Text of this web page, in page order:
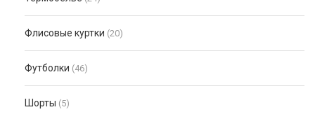
Флисовые куртки (20)
Футболки (46)
Шорты (5)